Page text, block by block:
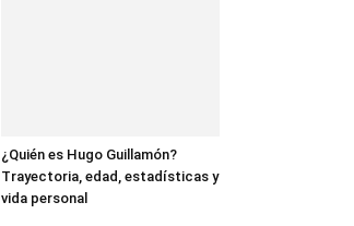
¿Quién es Hugo Guillamón?
Trayectoria, edad, estadísticas y
vida personal